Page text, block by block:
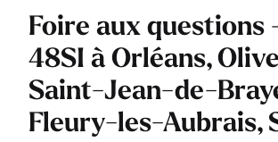
Foire aux questions
48SI à Orléans,
Saint-Jean-de-
Fleury-les-Aubrais,